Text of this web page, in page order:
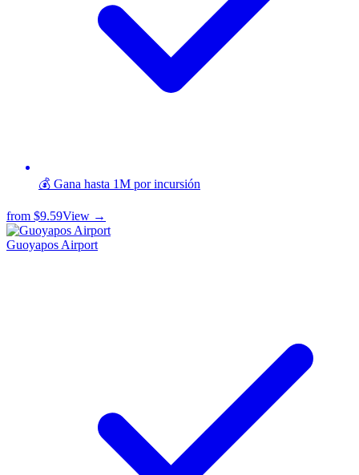
💰 Gana hasta 1M por incursión
from $9.59View →
Guoyapos Airport